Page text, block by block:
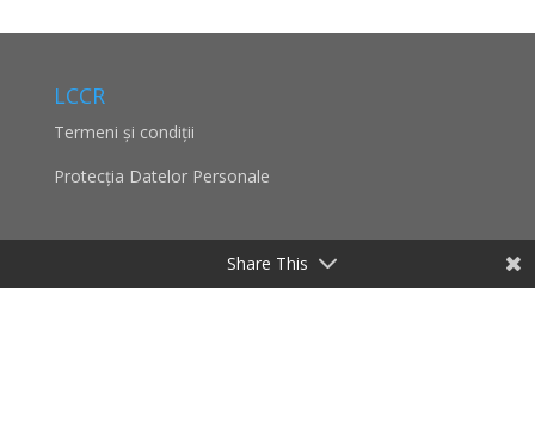
LCCR
Termeni și condiții
Protecţia Datelor Personale
Share This